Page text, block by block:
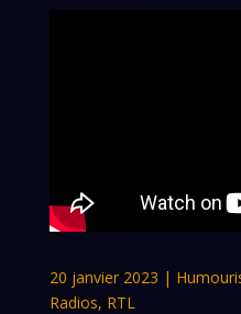
20 janvier 2023 |
Radios, RTL